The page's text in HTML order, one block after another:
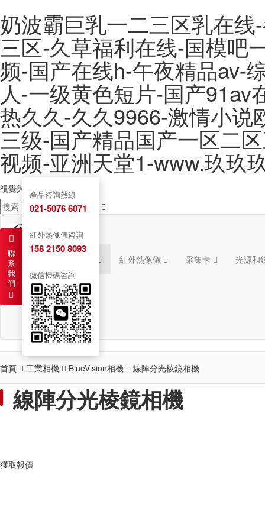
奶波霸巨乳一二三区乳在
三区-久草福利在线-国模吧
频-国产在线h-午夜精品av-
人-一级黄色短片-国产91av
热久久-久久9966-激情小说
三级-国产精品国产一区二
视频-亚洲天堂1-www.玖玖
視覺與圖像解決方案提供商
紅外熱像儀 采集卡 光源和
新聞 聯系
首頁 工業相機 BlueVision相機 線陣分光棱鏡相機
線陣分光棱鏡相機
獲取報價
聯
系
我
們
產品咨詢熱線
021-5076 6071
紅外熱像儀咨詢
158 2150 8093
微信掃碼咨詢